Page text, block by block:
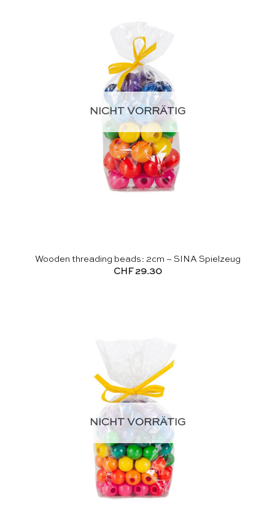
NICHT VORRÄTIG
Wooden threading beads: 2cm – SINA Spielzeug
CHF29.30
NICHT VORRÄTIG